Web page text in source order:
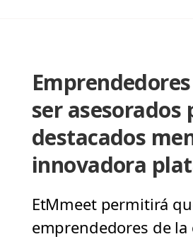
ser asesorados
destacados
innovadora
EtMmeet permitirá
emprendedores de